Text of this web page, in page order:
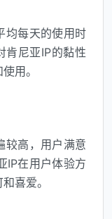
均每天的使用时
肯尼亚IP的黏性
用。
较高，用户满意
IP在用户体验方
喜爱。